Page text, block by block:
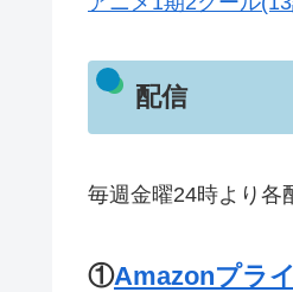
配信
毎週金曜24時より各
①Amazonプラ